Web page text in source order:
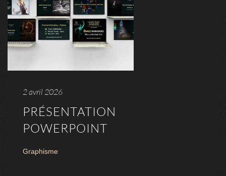
2 avril 2026
PRÉSENTATION
POWERPOINT
Graphisme